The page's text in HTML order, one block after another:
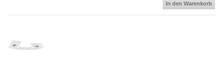
In den Warenkorb